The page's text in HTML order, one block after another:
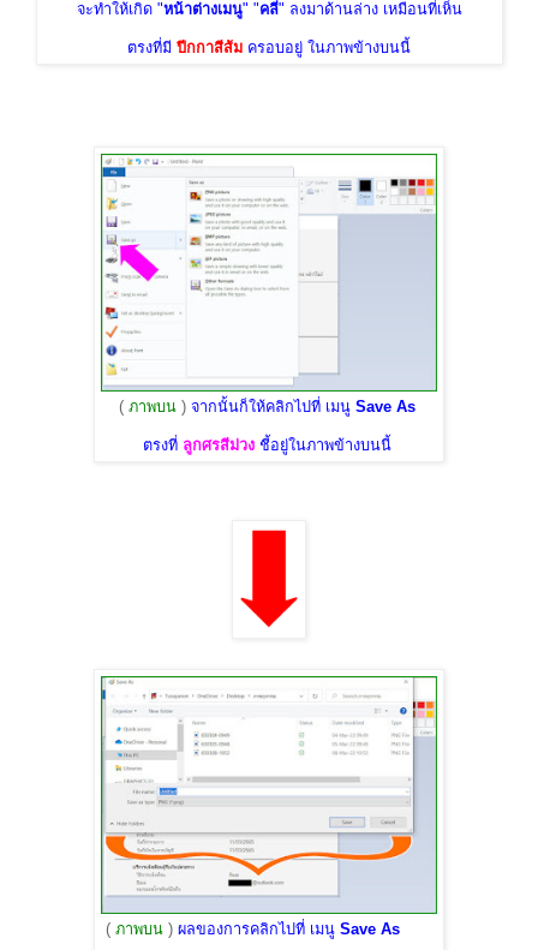
จะทำให้เกิด "หน้าต่างเมนู" "คลี่" ลงมาด้านล่าง เหมือนที่เห็น
ตรงที่มี ปีกกาสีส้ม ครอบอยู่ ในภาพข้างบนนี้
( ภาพบน)จากนั้นก็ให้คลิกไปที่ เมนู Save As
ตรงที่ ลูกศรสีม่วงชี้อยู่ในภาพข้างบนนี้
(ภาพบน)ผลของการคลิกไปที่ เมนู Save As